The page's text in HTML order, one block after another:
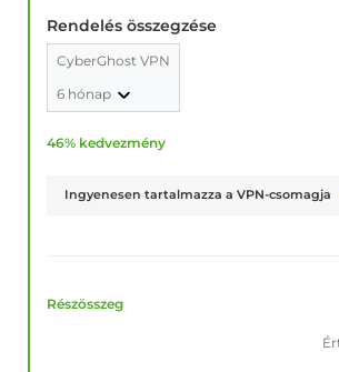
Rendelés összegzése
CyberGhost VPN
6 hónap
46% kedvezmény
Ingyenesen tartalmazza a VPN-csomagja
Részösszeg